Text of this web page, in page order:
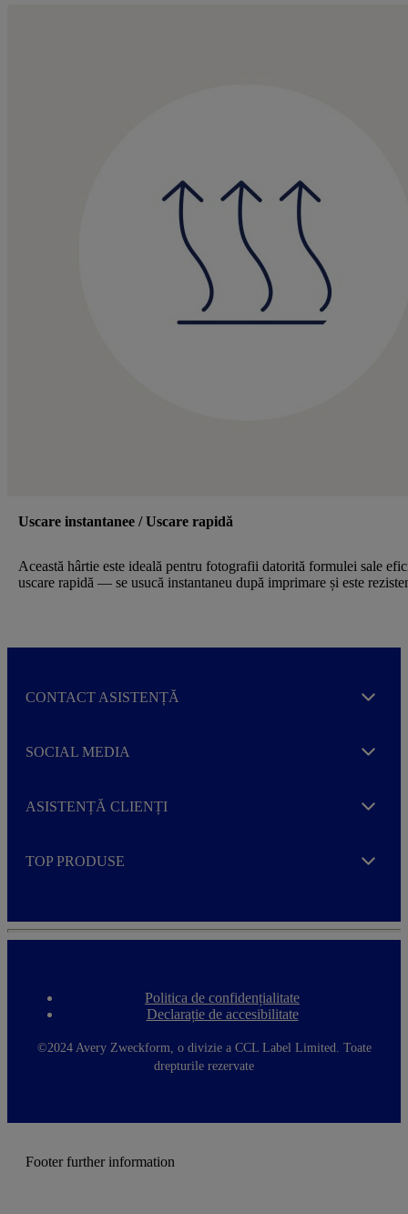
Uscare instantanee / Uscare rapidă
Această hârtie este ideală pentru fotografii datorită formulei sale
uscare rapidă — se usucă instantaneu după imprimare și este
CONTACT ASISTENȚĂ Expand
SOCIAL MEDIA Expand
ASISTENȚĂ CLIENȚI Expand
TOP PRODUSE Expand
F
o
t
e
Politica de confidențialitate
Declarație de accesibilitate
©2024 Avery Zweckform, o divizie a CCL Label Limited. Toate
drepturile rezervate
Footer further information